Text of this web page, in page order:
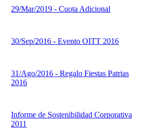
29/Mar/2019 - Cuota Adicional
30/Sep/2016 - Evento OITT 2016
31/Ago/2016 - Regalo Fiestas Patrias
2016
Informe de Sostenibilidad Corporativa
2011